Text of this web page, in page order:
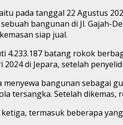
pada tanggal 22 Agustus
bangunan di Jl. Gajah-
siap jual.
4.233.187 batang rokok
di Jepara, setelah
bangunan sebagai
tersangka. Setelah
termasuk beberapa